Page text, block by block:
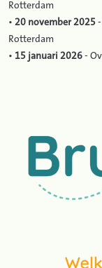
Rotterdam
• 20 november 2025
Rotterdam
• 15 januari 2026-